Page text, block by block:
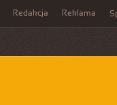
Redakcja Reklama